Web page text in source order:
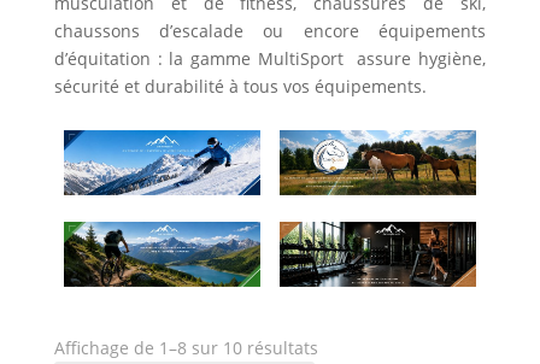
chaussons d’escalade ou encore équipements
d’équitation : la gamme MultiSport assure hygiène,
sécurité et durabilité à tous vos équipements.
Affichage de 1–8 sur 10 résultats